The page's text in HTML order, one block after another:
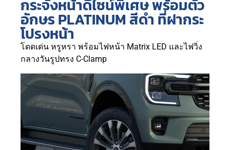
กระจังหน้าดีไซน์พิเศษ พร้อมตัว
อักษร PLATINUM สีดำ ที่ฝากระ
โปรงหน้า
โดดเด่น หรูหรา พร้อมไฟหน้า Matrix LED และไฟวิ่ง
กลางวันรูปทรง C-Clamp